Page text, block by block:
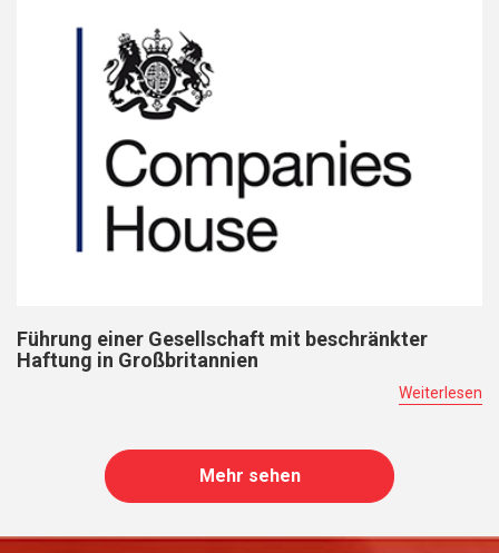
Führung einer Gesellschaft mit beschränkter
Haftung in Großbritannien
Weiterlesen
Mehr sehen